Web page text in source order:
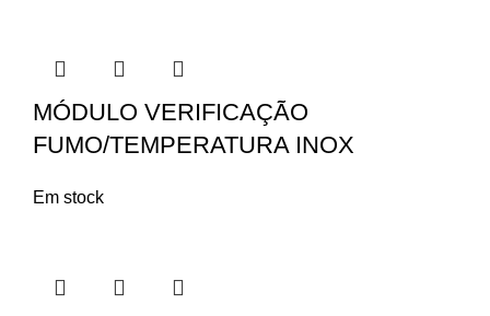
MÓDULO VERIFICAÇÃO
FUMO/TEMPERATURA INOX
Em stock